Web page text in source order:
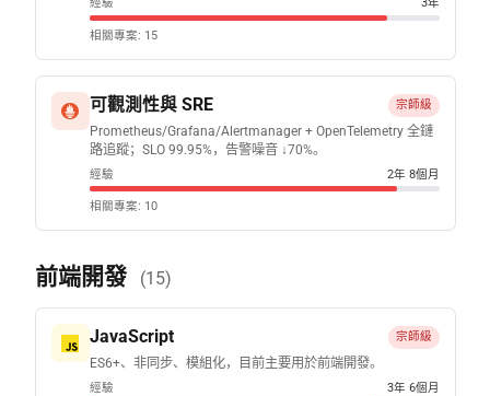
經驗 3年
相關專案: 15
可觀測性與 SRE 宗師級
Prometheus/Grafana/Alertmanager + OpenTelemetry 全鏈
路追蹤；SLO 99.95%，告警噪音 ↓70%。
經驗 2年 8個月
相關專案: 10
前端開發 (15)
JavaScript 宗師級
ES6+、非同步、模組化，目前主要用於前端開發。
經驗 3年 6個月